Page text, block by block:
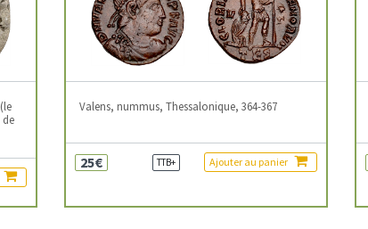
de
Valens, nummus, Thessalonique, 364-367
25€ TTB+ Ajouter au panier